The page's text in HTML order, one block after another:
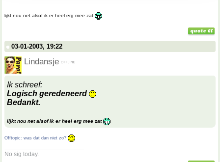
lijkt nou net alsof ik er heel erg mee zat
03-01-2003, 19:22
Lindansje
Ik schreef:
Logisch geredeneerd
Bedankt.
lijkt nou net alsof ik er heel erg mee zat
Offtopic: was dat dan niet zo?
No sig today.